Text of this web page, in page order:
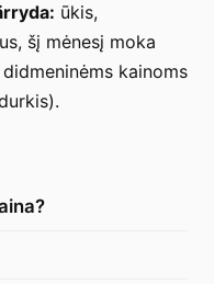
ūkis,
šį mėnesį moka
kainoms